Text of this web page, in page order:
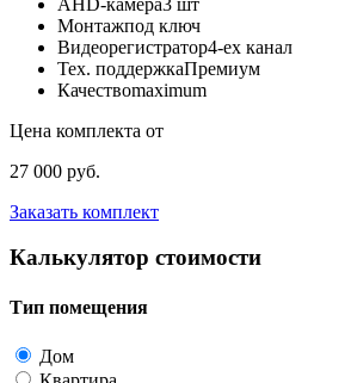
Монтажпод ключ
Видеорегистратор4-ех канал
Тех. поддержкаПремиум
Качествоmaximum
Цена комплекта от
27 000 руб.
Заказать комплект
Калькулятор стоимости
Тип помещения
Дом